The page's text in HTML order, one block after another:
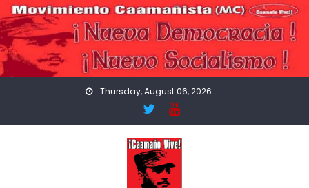
Skip
to
content
Thursday, August 06, 2026